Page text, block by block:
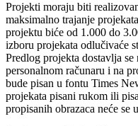
Projekti moraju biti
maksimalno trajanje
projektu biće od 1.000 do
izboru projekata odlučivaće
Predlog projekta dostavlja
personalnom računaru i na
bude pisan u fontu Times
projekata pisani rukom ili
propisanih obrazaca neće se